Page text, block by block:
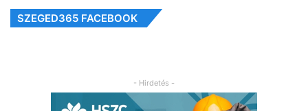
SZEGED365 FACEBOOK
- Hirdetés -